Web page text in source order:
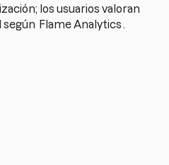
los usuarios valoran
según Flame Analytics .